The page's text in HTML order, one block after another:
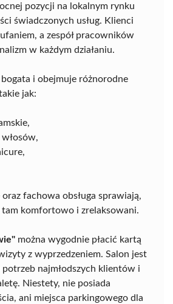
pozycji na lokalnym rynku
świadczonych usług. Klienci
a zespół pracowników
w każdym działaniu.
i obejmuje różnorodne
jak:
fachowa obsługa sprawiają,
tam komfortowo i zrelaksowani.
można wygodnie płacić kartą
z wyprzedzeniem. Salon jest
najmłodszych klientów i
Niestety, nie posiada
ani miejsca parkingowego dla